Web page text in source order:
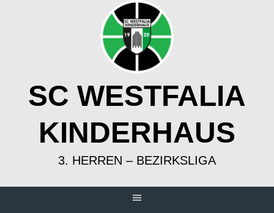
SC WESTFALIA
KINDERHAUS
3. HERREN – BEZIRKSLIGA